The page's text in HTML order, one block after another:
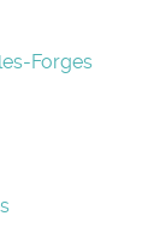
Forges